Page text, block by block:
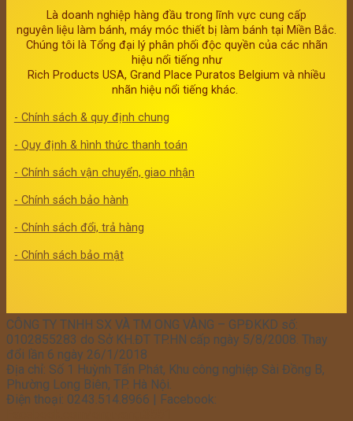
Là doanh nghiệp hàng đầu trong lĩnh vực cung cấp
nguyên liệu làm bánh, máy móc thiết bị làm bánh tại Miền Bắc.
Chúng tôi là Tổng đại lý phân phối độc quyền của các nhãn
hiệu nổi tiếng như
Rich Products USA, Grand Place Puratos Belgium và nhiều
nhãn hiệu nổi tiếng khác.
- Chính sách & quy định chung
- Quy định & hình thức thanh toán
- Chính sách vận chuyển, giao nhận
- Chính sách bảo hành
- Chính sách đổi, trả hàng
- Chính sách bảo mật
CÔNG TY TNHH SX VÀ TM ONG VÀNG – GPĐKKD số:
0102855283 do Sở KH.ĐT TP.HN cấp ngày 5/8/2008. Thay
đổi lần 6 ngày 26/1/2018
Địa chỉ: Số 1 Huỳnh Tấn Phát, Khu công nghiệp Sài Đồng B,
Phường Long Biên, TP. Hà Nội.
Điện thoại: 0243.514.8966 | Facebook: